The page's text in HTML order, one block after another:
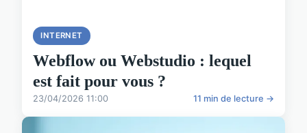
INTERNET
Webflow ou Webstudio : lequel
est fait pour vous ?
23/04/2026 11:00 11 min de lecture →